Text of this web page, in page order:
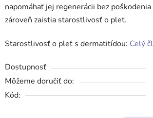
napomáhať jej regenerácii bez
zároveň zaistia starostlivosť o pleť.
Starostlivosť o pleť s dermatitídou: Celý
Dostupnosť
Môžeme doručiť do:
Kód: